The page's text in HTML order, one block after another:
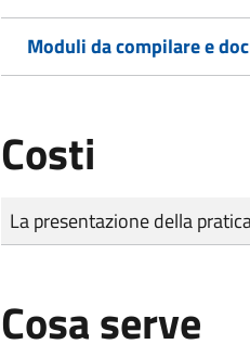
Moduli da compilare e
Costi
Tipo di pagamento
Importo
La presentazione della
Cosa serve